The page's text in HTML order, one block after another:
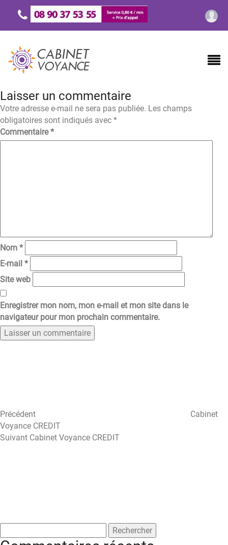
Laisser un commentaire
Votre adresse e-mail ne sera pas publiée. Les champs
obligatoires sont indiqués avec *
Commentaire*
Nom *
E-mail *
Site web
Enregistrer mon nom, mon e-mail et mon site dans le
navigateur pour mon prochain commentaire.
Précédent
Cabinet
Voyance CREDIT
Article
Suivant Cabinet Voyance CREDIT